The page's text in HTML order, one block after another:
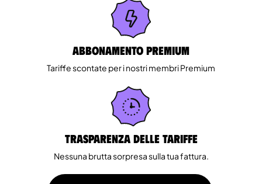
Abbonamento Premium
Tariffe scontate per i nostri membri Premium
Trasparenza delle tariffe
Nessuna brutta sorpresa sulla tua fattura.